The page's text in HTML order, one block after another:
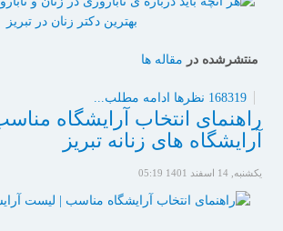
منتشرشده در مقاله ها
168319 نظرها ادامه مطلب...
راهنمای انتخاب آرایشگاه
آرایشگاه های زنانه تبریز
یکشنبه, 14 اسفند 1401 05:19